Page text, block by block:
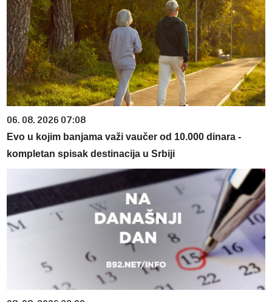
06. 08. 2026 07:08
Evo u kojim banjama važi vaučer od 10.000 dinara -
kompletan spisak destinacija u Srbiji